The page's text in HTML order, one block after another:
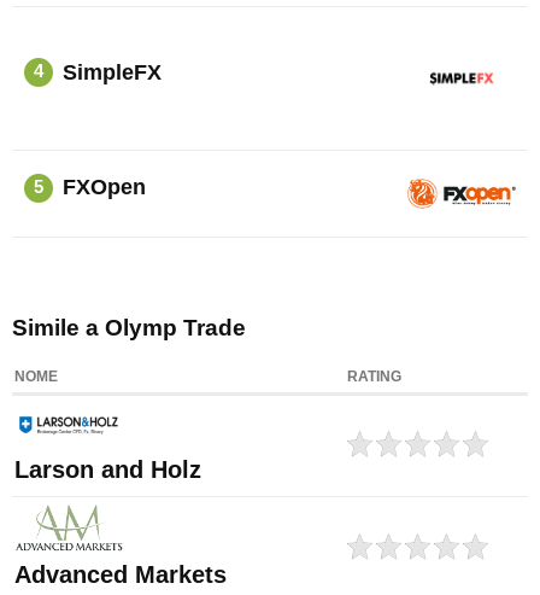
4 SimpleFX
5 FXOpen
Simile a Olymp Trade
NOME RATING
Larson and Holz
Advanced Markets